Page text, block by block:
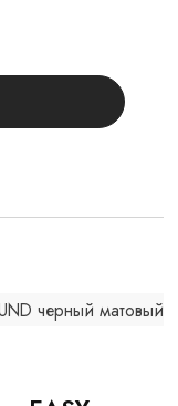
черный матовый